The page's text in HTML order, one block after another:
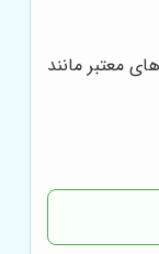
معتبر مانند